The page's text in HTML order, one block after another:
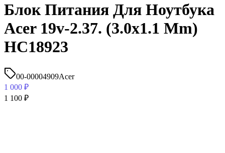
Блок Питания Для Ноутбука
Acer 19v-2.37. (3.0x1.1 Mm)
HC18923
00-00004909Acer
1 000 ₽
1 100 ₽